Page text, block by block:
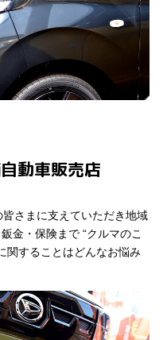
動車販売店
さまに支えていただき地域
金・保険まで “クルマのこ
関することはどんなお悩み